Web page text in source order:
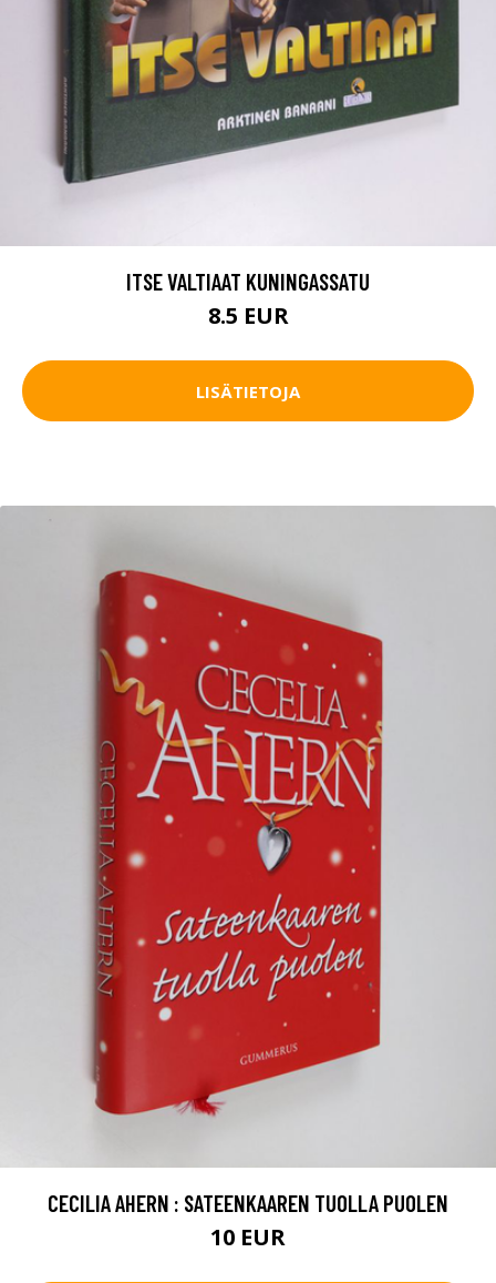
ITSE VALTIAAT KUNINGASSATU
8.5 EUR
LISÄTIETOJA
CECILIA AHERN : SATEENKAAREN TUOLLA PUOLEN
10 EUR